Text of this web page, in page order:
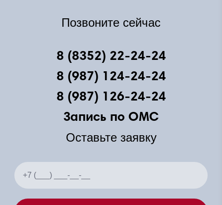
Позвоните сейчас
8 (8352) 22-24-24
8 (987) 124-24-24
8 (987) 126-24-24
Запись по ОМС
Оставьте заявку